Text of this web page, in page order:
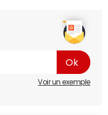
Voir un exemple